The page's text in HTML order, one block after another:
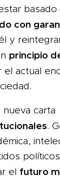
basado
con
y
principio
actual
carta
.
el futuro